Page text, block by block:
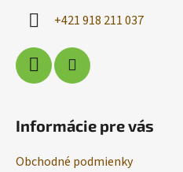
+421 918 211 037
Informácie pre vás
Obchodné podmienky